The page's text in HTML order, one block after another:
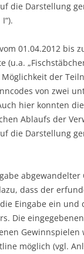
die Darstellung
01.04.2012 bis
der
von zwei
hier konnten
Ablaufs der
die Darstellung
abgewandelter
dass der
Eingabe ein und
Die
Gewinnspielen
möglich (vgl.